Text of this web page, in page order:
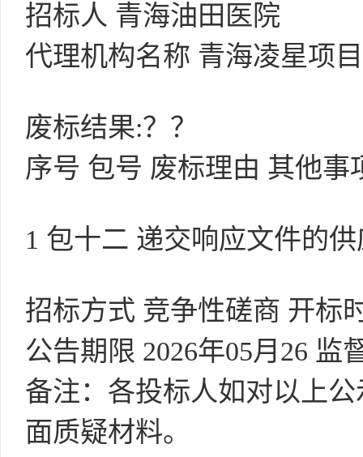
招标人 青海油田医院
代理机构名称 青海凌星项
废标结果:？？
序号 包号 废标理由 其他事
1 包十二 递交响应文件的
招标方式 竞争性磋商 开标
公告期限 2026年05月26 监
备注：各投标人如对以上
面质疑材料。